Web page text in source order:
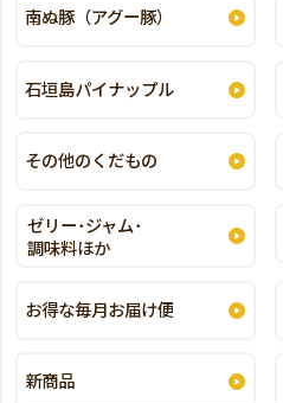
南ぬ豚（アグー豚）
石垣島パイナップル
その他のくだもの
ゼリー･ジャム･
調味料ほか
お得な毎月お届け便
新商品